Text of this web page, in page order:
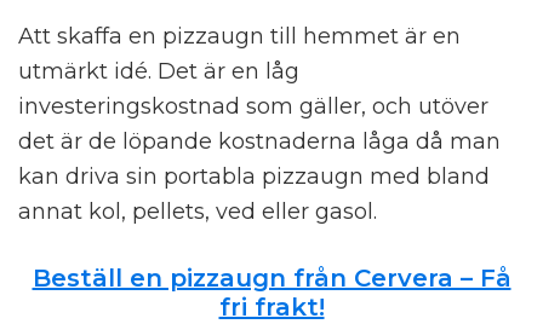
Att skaffa en pizzaugn till hemmet är en
utmärkt idé. Det är en låg
investeringskostnad som gäller, och utöver
det är de löpande kostnaderna låga då man
kan driva sin portabla pizzaugn med bland
annat kol, pellets, ved eller gasol.
Beställ en pizzaugn från Cervera – Få
fri frakt!